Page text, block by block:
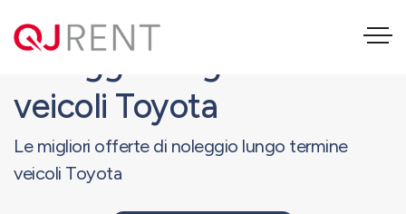
Noleggio lungo termine
veicoli Toyota
Le migliori offerte di noleggio lungo termine
veicoli Toyota